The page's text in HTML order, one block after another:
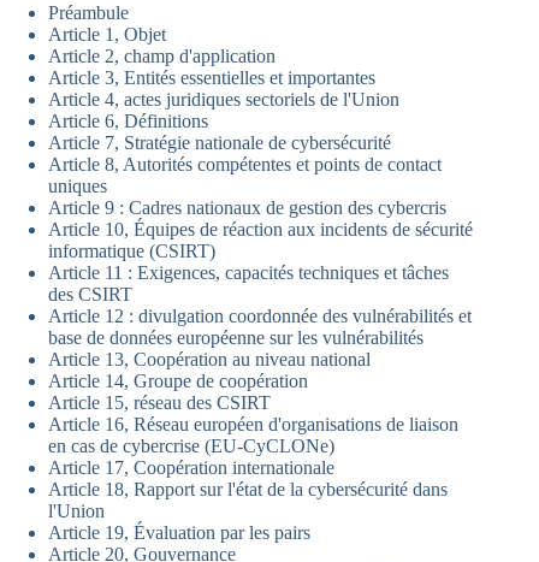
Préambule
Article 1, Objet
Article 2, champ d'application
Article 3, Entités essentielles et importantes
Article 4, actes juridiques sectoriels de l'Union
Article 6, Définitions
Article 7, Stratégie nationale de cybersécurité
Article 8, Autorités compétentes et points de contact
uniques
Article 9 : Cadres nationaux de gestion des cybercris
Article 10, Équipes de réaction aux incidents de sécurité
informatique (CSIRT)
Article 11 : Exigences, capacités techniques et tâches
des CSIRT
Article 12 : divulgation coordonnée des vulnérabilités et
base de données européenne sur les vulnérabilités
Article 13, Coopération au niveau national
Article 14, Groupe de coopération
Article 15, réseau des CSIRT
Article 16, Réseau européen d'organisations de liaison
en cas de cybercrise (EU-CyCLONe)
Article 17, Coopération internationale
Article 18, Rapport sur l'état de la cybersécurité dans
l'Union
Article 19, Évaluation par les pairs
Article 20, Gouvernance